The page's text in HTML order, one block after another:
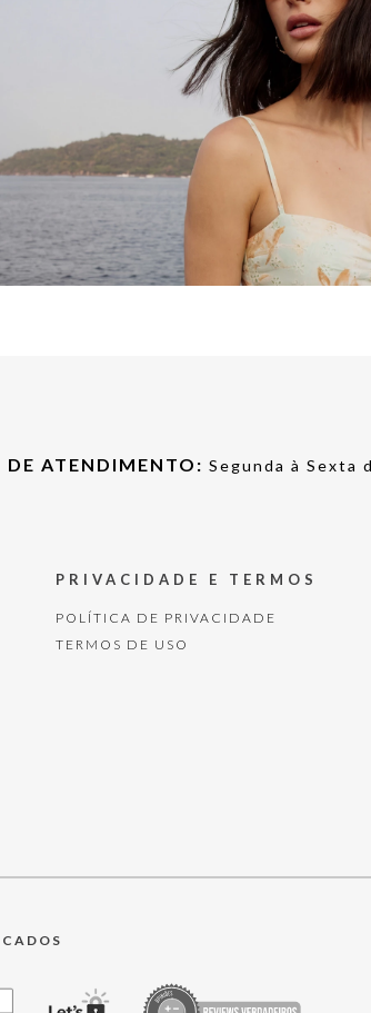
DE ATENDIMENTO: Segunda à Sexta
PRIVACIDADE E TERMOS
POLÍTICA DE PRIVACIDADE
TERMOS DE USO